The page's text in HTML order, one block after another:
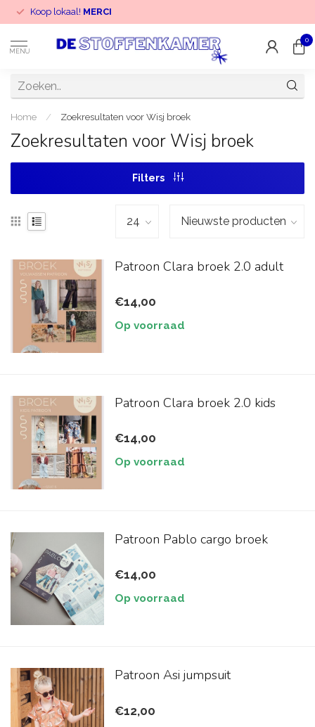
Koop lokaal! MERCI
MENU
0
Home / Zoekresultaten voor Wisj broek
Zoekresultaten voor Wisj broek
Filters
Patroon Clara broek 2.0 adult
€14,00
Op voorraad
Patroon Clara broek 2.0 kids
€14,00
Op voorraad
Patroon Pablo cargo broek
€14,00
Op voorraad
Patroon Asi jumpsuit
€12,00